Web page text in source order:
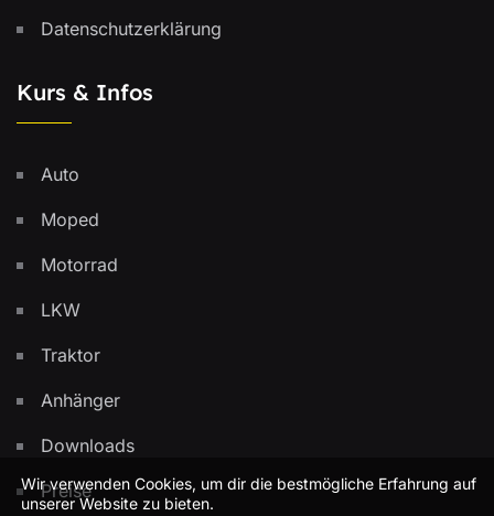
Datenschutzerklärung
Kurs & Infos
Auto
Moped
Motorrad
LKW
Traktor
Anhänger
Downloads
Preise
Wir verwenden Cookies, um dir die bestmögliche Erfahrung auf
unserer Website zu bieten.